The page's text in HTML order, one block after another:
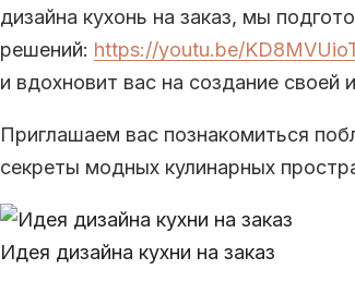
дизайна кухонь на заказ, мы
решений: https://youtu.be/
и вдохновит вас на создание своей
Приглашаем вас познакомиться
секреты модных кулинарных
Идея дизайна кухни на заказ